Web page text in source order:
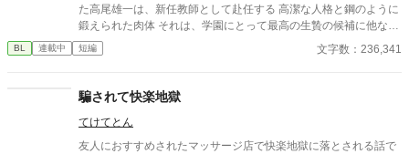
た高尾雄一は、新任教師として赴任する 高潔な人格と鋼のように
鍛えられた肉体 それは、学園にとって最高の生贄の候補に他なら
なかった 至高の筋肉を持つ、精神を削られ意志をなくした青年を
太古の神に捧げるため、“水”、“風”、“土”の信奉者達が暗躍する 意
校で繰り広げられるダークファンタジー
BL 連載中 短編 文字数：236,341
騙されて快楽地獄
てけてとん
友人におすすめされたマッサージ店で快楽地獄に落とされる話で